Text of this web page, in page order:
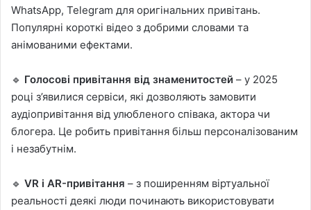
WhatsApp, Telegram для оригінальних привітань.
Популярні короткі відео з добрими словами та
анімованими ефектами.
🔹 Голосові привітання від знаменитостей – у 2025
році з’явилися сервіси, які дозволяють замовити
аудіопривітання від улюбленого співака, актора чи
блогера. Це робить привітання більш персоналізованим
і незабутнім.
🔹 VR і AR-привітання – з поширенням віртуальної
реальності деякі люди починають використовувати